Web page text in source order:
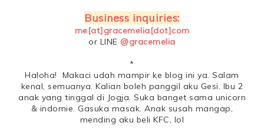
Business inquiries:
me[at]gracemelia[dot]com
or LINE @gracemelia
*
Haloha! Makaci udah mampir ke blog ini ya. Salam
kenal, semuanya. Kalian boleh panggil aku Gesi. Ibu 2
anak yang tinggal di Jogja. Suka banget sama unicorn
& indomie. Gasuka masak. Anak susah mangap,
mending aku beli KFC, lol